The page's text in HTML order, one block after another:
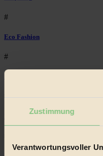
Zustimmung
Verantwortungsvoller
#
Eco Fashion
#
#
Niederösterreich